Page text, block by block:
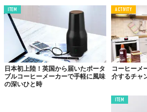
忙しい朝にはオートモードで。また、豆に合
しいレシピに挑戦したいときはマイレシピ
も特別な一杯も、ワクワクしながら新感覚
ITEM
日本初上陸！英国から届いたポータ
ブルコーヒーメーカーで手軽に風味
の深いひと時
ACTIVITY
コーヒーメ
介するチャ
ITEM